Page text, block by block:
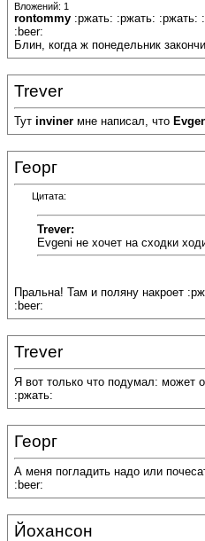
Вложений: 1
rontommy :ржать: :ржать: :ржать:
:beer:
Блин, когда ж понедельник
Trever
Тут inviner мне написал, что
Георг
Цитата:
Trever:
Evgeni не хочет на сходки
Пральна! Там и поляну накроет
:beer:
Trever
Я вот только что подумал: может
:ржать:
Георг
А меня погладить надо или
:beer:
Йохансон